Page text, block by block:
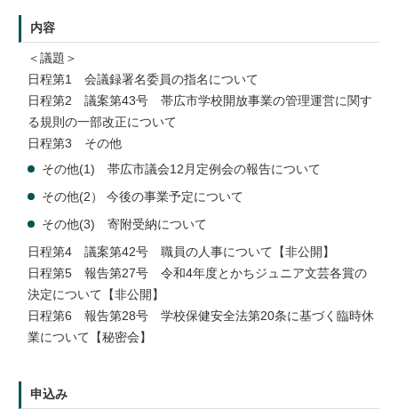
内容
＜議題＞
日程第1 会議録署名委員の指名について
日程第2 議案第43号 帯広市学校開放事業の管理運営に関す
る規則の一部改正について
日程第3 その他
その他(1) 帯広市議会12月定例会の報告について
その他(2） 今後の事業予定について
その他(3) 寄附受納について
日程第4 議案第42号 職員の人事について【非公開】
日程第5 報告第27号 令和4年度とかちジュニア文芸各賞の
決定について【非公開】
日程第6 報告第28号 学校保健安全法第20条に基づく臨時休
業について【秘密会】
申込み